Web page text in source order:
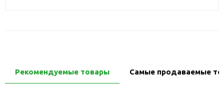
Рекомендуемые товары Самые продаваемые